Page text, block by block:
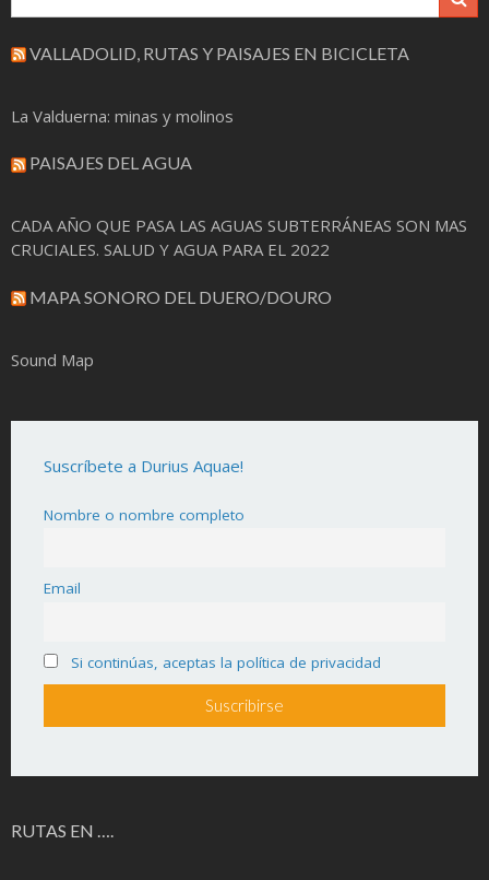
VALLADOLID, RUTAS Y PAISAJES EN BICICLETA
La Valduerna: minas y molinos
PAISAJES DEL AGUA
CADA AÑO QUE PASA LAS AGUAS SUBTERRÁNEAS SON MAS
CRUCIALES. SALUD Y AGUA PARA EL 2022
MAPA SONORO DEL DUERO/DOURO
Sound Map
Suscríbete a Durius Aquae!
Nombre o nombre completo
Email
Si continúas, aceptas la política de privacidad
RUTAS EN ….